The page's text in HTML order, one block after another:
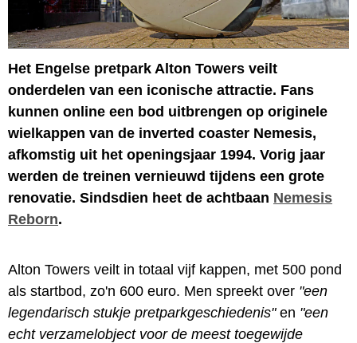
Het Engelse pretpark Alton Towers veilt
onderdelen van een iconische attractie. Fans
kunnen online een bod uitbrengen op originele
wielkappen van de inverted coaster Nemesis,
afkomstig uit het openingsjaar 1994. Vorig jaar
werden de treinen vernieuwd tijdens een grote
renovatie. Sindsdien heet de achtbaan Nemesis
Reborn.
Alton Towers veilt in totaal vijf kappen, met 500 pond
als startbod, zo'n 600 euro. Men spreekt over "een
legendarisch stukje pretparkgeschiedenis"en "een
echt verzamelobject voor de meest toegewijde